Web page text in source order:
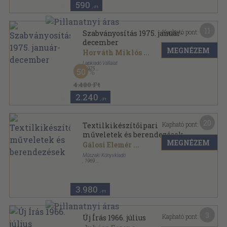
590 ,-Ft
Szabványosítás 1975. január-
december
Horváth Miklós ...
Lapkiadó Vállalat
, 1975
Könyvkötői kötés
4.480 Ft
50
2.240 ,-Ft
Kapható pont:
MEGNÉZEM
Textilkikészítőipari
műveletek és berendezések
Gálosi Elemér ...
Műszaki Könyvkiadó
1969
3.980 ,-Ft
Kapható pont:
MEGNÉZEM
Új Írás 1966. július
Kapható pont: